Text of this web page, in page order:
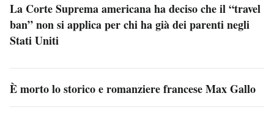
La Corte Suprema americana ha deciso che il “travel
ban” non si applica per chi ha già dei parenti negli
Stati Uniti
È morto lo storico e romanziere francese Max Gallo